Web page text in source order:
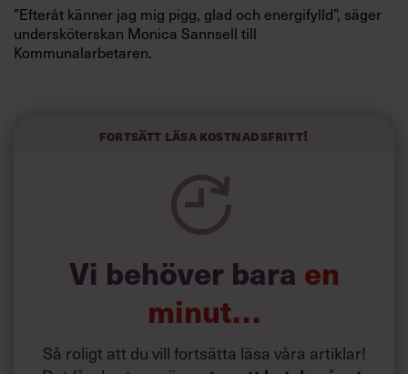
”Efteråt känner jag mig pigg, glad och energifylld”, säger
undersköterskan Monica Sannsell till
Kommunalarbetaren.
argumenterat för saken, bland annat i sin bok
skattebefriat eftersom det betraktas som en enklare form
av personalvårdsförmån som skapar trivsel i arbetet.
Fortsätt läsa kostnadsfritt!
Vi behöver bara en
minut…
Så roligt att du vill fortsätta läsa våra artiklar!